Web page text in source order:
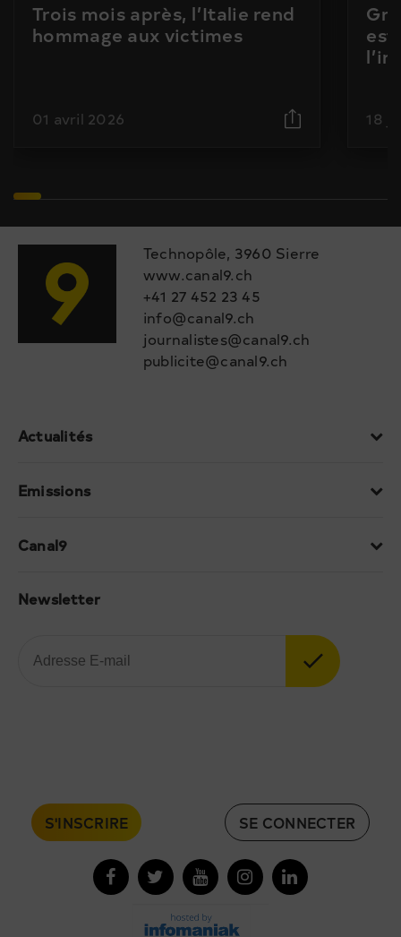
Trois mois après, l’Italie rend
hommage aux victimes
01 avril 2026
est
18
Technopôle, 3960 Sierre
www.canal9.ch
+41 27 452 23 45
info@canal9.ch
journalistes@canal9.ch
publicite@canal9.ch
Actualités
Emissions
Canal9
Newsletter
S'INSCRIRE SE CONNECTER